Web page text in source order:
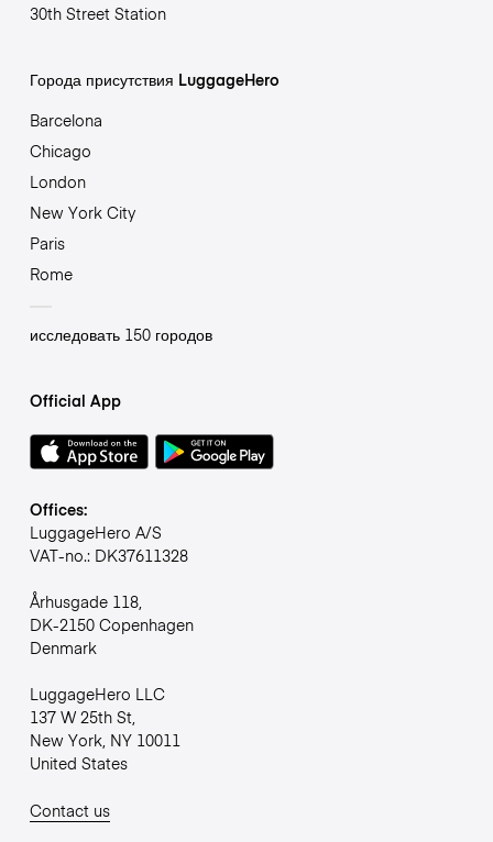
30th Street Station
Города присутствия LuggageHero
Barcelona
Chicago
London
New York City
Paris
Rome
исследовать 150 городов
Official App
Offices:
LuggageHero A/S
VAT-no.: DK37611328
Århusgade 118,
DK-2150 Copenhagen
Denmark
LuggageHero LLC
137 W 25th St,
New York, NY 10011
United States
Contact us